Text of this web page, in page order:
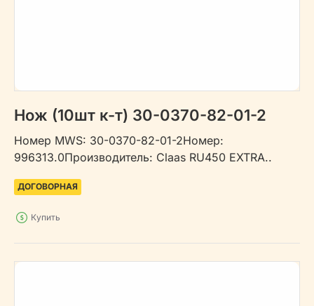
Нож (10шт к-т) 30-0370-82-01-2
Номер MWS: 30-0370-82-01-2Номер:
996313.0Производитель: Claas RU450 EXTRA..
ДОГОВОРНАЯ
Купить